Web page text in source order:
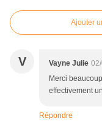
Ajouter
V Vayne Julie
Merci
effectivement
Répondre